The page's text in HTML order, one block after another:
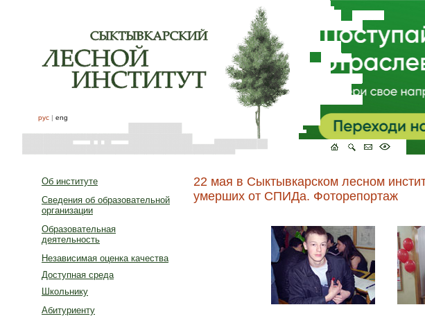
рус | eng
Об институте
Сведения об образовательной
организации
Образовательная
деятельность
Независимая оценка качества
Доступная среда
Школьнику
Абитуриенту
22 мая в Сыктывкарском лесном
умерших от СПИДа. Фоторепортаж